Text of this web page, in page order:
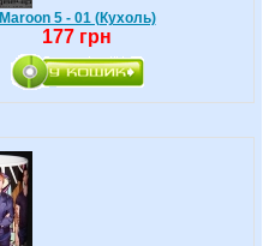
Maroon 5 - 01 (Кухоль)
177 грн